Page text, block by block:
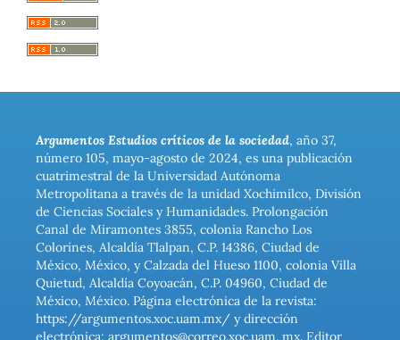
Argumentos Estudios críticos de la sociedad, año 37,
número 105, mayo-agosto de 2024, es una publicación
cuatrimestral de la Universidad Autónoma
Metropolitana a través de la unidad Xochimilco, División
de Ciencias Sociales y Humanidades. Prolongación
Canal de Miramontes 3855, colonia Rancho Los
Colorines, Alcaldía Tlalpan, C.P. 14386, Ciudad de
México, México, y Calzada del Hueso 1100, colonia Villa
Quietud, Alcaldía Coyoacán, C.P. 04960, Ciudad de
México, México. Página electrónica de la revista:
https://argumentos.xoc.uam.mx/ y dirección
electrónica: argumentos@correo.xoc.uam. mx. Editor